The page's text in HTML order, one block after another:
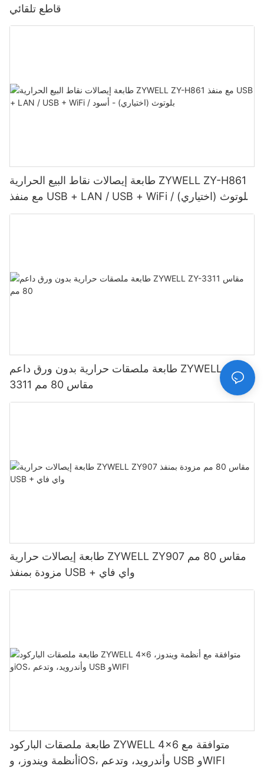
قاطع تلقائي
طابعة إيصالات نقاط البيع الحرارية ZYWELL ZY-H861
مع منفذ USB + LAN / USB + WiFi / بلوتوث (اختياري)
- أسود
طابعة ملصقات حرارية بدون ورق داعم ZYWELL ZY-
3311 مقاس 80 مم
طابعة إيصالات حرارية ZYWELL ZY907 مقاس 80 مم
مزودة بمنفذ USB + واي فاي
طابعة ملصقات الباركود ZYWELL 4x6 متوافقة مع
أنظمة ويندوز، وiOS، وأندرويد، وتدعم USB وWIFI